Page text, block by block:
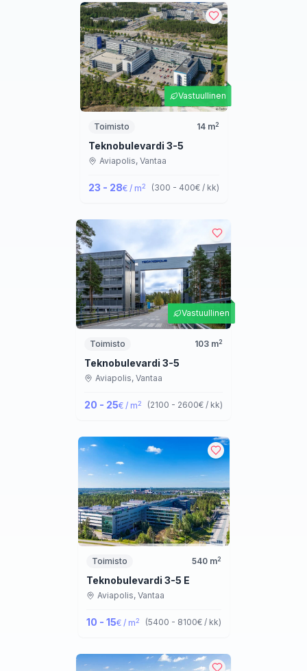
Vastuullinen
Toimisto 14m2
Teknobulevardi 3-5
Aviapolis, Vantaa
23 - 28€ / m2 (300 - 400€ / kk)
Vastuullinen
Toimisto 103 m2
Teknobulevardi 3-5
Aviapolis, Vantaa
20 - 25€ / m2 (2100 - 2600€ / kk)
Toimisto 540m2
Teknobulevardi 3-5 E
Aviapolis, Vantaa
10 - 15€ / m2 (5400 - 8100€ / kk)